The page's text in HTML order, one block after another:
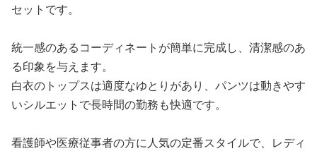
セットです。
統一感のあるコーディネートが簡単に完成し、清潔感のあ
る印象を与えます。
白衣のトップスは適度なゆとりがあり、パンツは動きやす
いシルエットで長時間の勤務も快適です。
看護師や医療従事者の方に人気の定番スタイルで、レディ